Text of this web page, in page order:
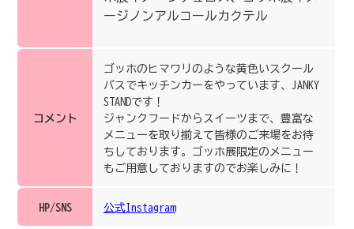
ージノンアルコールカクテル
コメント
ゴッホのヒマワリのような黄色いスクール
バスでキッチンカーをやっています、JANKY
STANDです！
ジャンクフードからスイーツまで、豊富な
メニューを取り揃えて皆様のご来場をお待
ちしております。ゴッホ展限定のメニュー
もご用意しておりますのでお楽しみに！
HP/SNS 公式Instagram